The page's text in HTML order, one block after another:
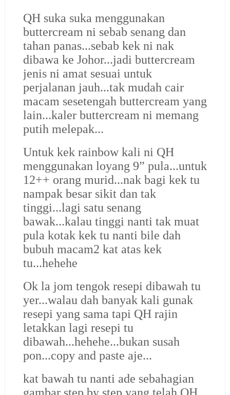
QH suka suka menggunakan
buttercream ni sebab senang dan
tahan panas...sebab kek ni nak
dibawa ke Johor...jadi buttercream
jenis ni amat sesuai untuk
perjalanan jauh...tak mudah cair
macam sesetengah buttercream yang
lain...kaler buttercream ni memang
putih melepak...
Untuk kek rainbow kali ni QH
menggunakan loyang 9” pula...untuk
12++ orang murid...nak bagi kek tu
nampak besar sikit dan tak
tinggi...lagi satu senang
bawak...kalau tinggi nanti tak muat
pula kotak kek tu nanti bile dah
bubuh macam2 kat atas kek
tu...hehehe
Ok la jom tengok resepi dibawah tu
yer...walau dah banyak kali gunak
resepi yang sama tapi QH rajin
letakkan lagi resepi tu
dibawah...hehehe...bukan susah
pon...copy and paste aje...
kat bawah tu nanti ade sebahagian